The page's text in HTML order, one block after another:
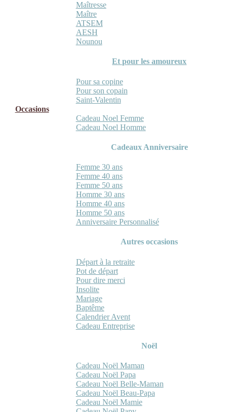
Maîtresse
Maître
ATSEM
AESH
Nounou
Et pour les amoureux
Pour sa copine
Pour son copain
Saint-Valentin
Occasions
Cadeau Noel Femme
Cadeau Noel Homme
Cadeaux Anniversaire
Femme 30 ans
Femme 40 ans
Femme 50 ans
Homme 30 ans
Homme 40 ans
Homme 50 ans
Anniversaire Personnalisé
Autres occasions
Départ à la retraite
Pot de départ
Pour dire merci
Insolite
Mariage
Baptême
Calendrier Avent
Cadeau Entreprise
Noël
Cadeau Noël Maman
Cadeau Noël Papa
Cadeau Noël Belle-Maman
Cadeau Noël Beau-Papa
Cadeau Noël Mamie